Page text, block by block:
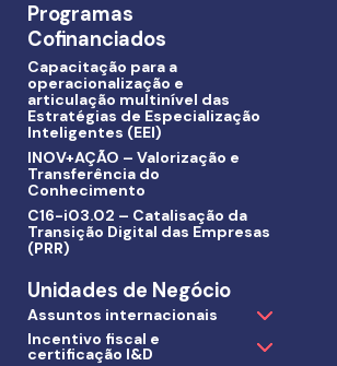
Programas
Cofinanciados
Capacitação para a
operacionalização e
articulação multinível das
Estratégias de Especialização
Inteligentes (EEI)
INOV+AÇÃO – Valorização e
Transferência do
Conhecimento
C16-i03.02 – Catalisação da
Transição Digital das Empresas
(PRR)
Unidades de Negócio
Assuntos internacionais
Incentivo fiscal e
certificação I&D